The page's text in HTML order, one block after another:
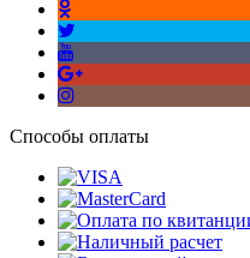
Способы оплаты